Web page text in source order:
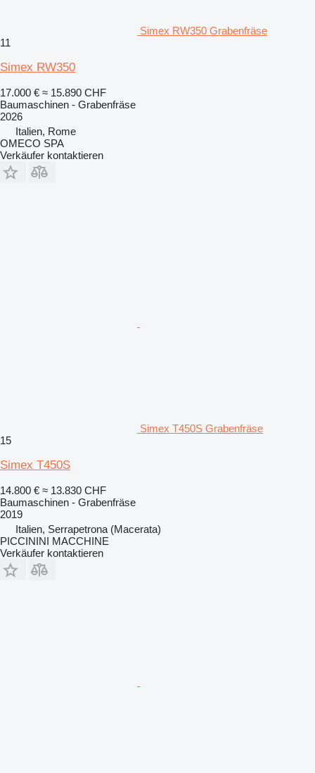
Simex RW350 Grabenfräse
11
Simex RW350
17.000 € ≈ 15.890 CHF
Baumaschinen - Grabenfräse
2026
Italien, Rome
OMECO SPA
Verkäufer kontaktieren
Simex T450S Grabenfräse
15
Simex T450S
14.800 € ≈ 13.830 CHF
Baumaschinen - Grabenfräse
2019
Italien, Serrapetrona (Macerata)
PICCININI MACCHINE
Verkäufer kontaktieren